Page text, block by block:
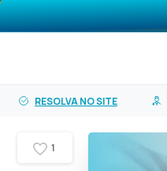
conteúdo
RESOLVA NO SITE
1